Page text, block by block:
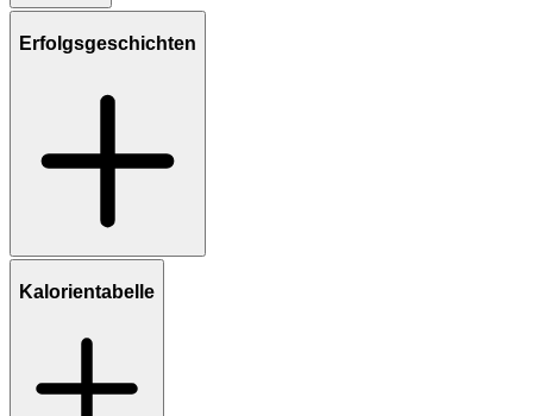
Erfolgsgeschichten
Kalorientabelle